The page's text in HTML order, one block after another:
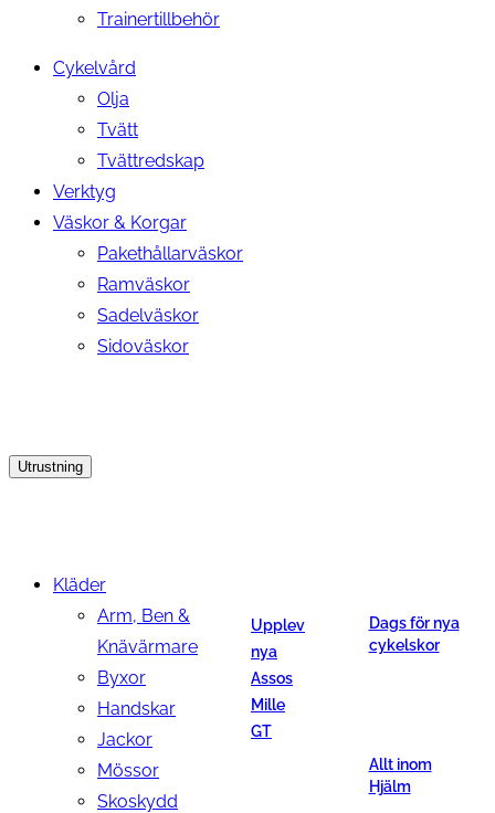
Trainertillbehör
Cykelvård
Olja
Tvätt
Tvättredskap
Verktyg
Väskor & Korgar
Pakethållarväskor
Ramväskor
Sadelväskor
Sidoväskor
Utrustning
Kläder
Arm, Ben &
Knävärmare
Byxor
Handskar
Jackor
Mössor
Skoskydd
Upplev
nya
Assos
Mille
GT
Dags för nya
cykelskor
Allt inom
Hjälm